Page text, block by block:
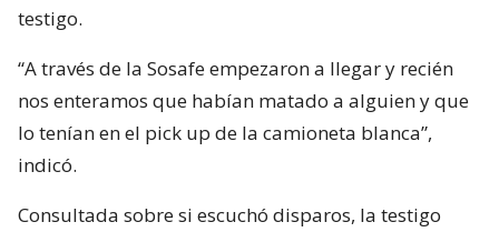
testigo.
“A través de la Sosafe empezaron a llegar y recién
nos enteramos que habían matado a alguien y que
lo tenían en el pick up de la camioneta blanca”,
indicó.
Consultada sobre si escuchó disparos, la testigo